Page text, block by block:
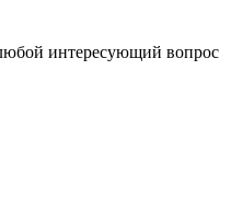
интересующий вопрос